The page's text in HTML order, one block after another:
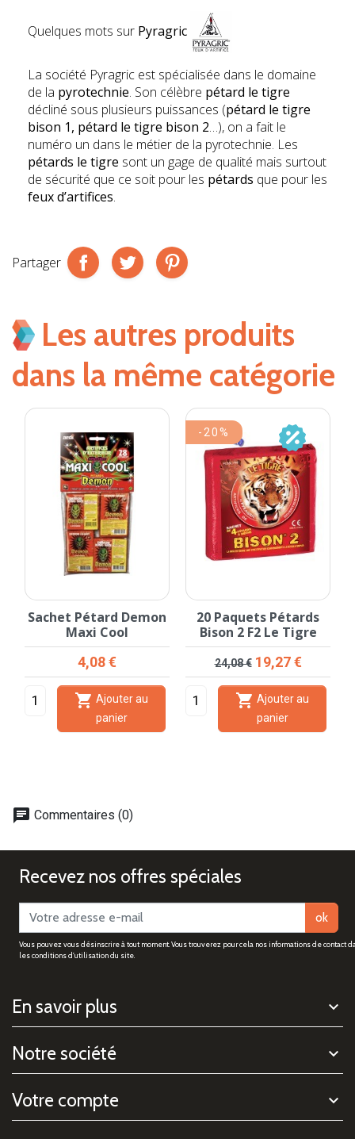
Quelques mots sur Pyragric
La société Pyragric est spécialisée dans le domaine
de la pyrotechnie. Son célèbre pétard le tigre
décliné sous plusieurs puissances (pétard le tigre
bison 1, pétard le tigre bison 2…), on a fait le
numéro un dans le métier de la pyrotechnie. Les
pétards le tigre sont un gage de qualité mais surtout
de sécurité que ce soit pour les pétards que pour les
feux d’artifices.
Partager
Les autres produits
dans la même catégorie
Sachet Pétard Demon
Maxi Cool
Prix
4,08 €
 Ajouter au
panier
20 Paquets Pétards
Bison 2 F2 Le Tigre
Prix de base
24,08 € Prix
19,27 €
 Ajouter au
panier
-20%
chat Commentaires (0)
Recevez nos offres spéciales
ok
Vous pouvez vous désinscrire à tout moment. Vous trouverez pour cela nos informations de contact
les conditions d'utilisation du site.
En savoir plus
Notre société
Votre compte